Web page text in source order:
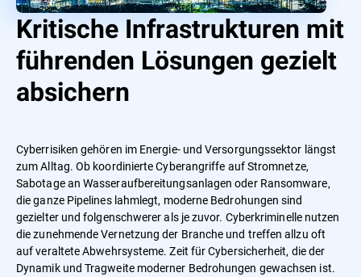
Kritische Infrastrukturen mit
führenden Lösungen gezielt
absichern
Cyberrisiken gehören im Energie- und Versorgungssektor längst
zum Alltag. Ob koordinierte Cyberangriffe auf Stromnetze,
Sabotage an Wasseraufbereitungsanlagen oder Ransomware,
die ganze Pipelines lahmlegt, moderne Bedrohungen sind
gezielter und folgenschwerer als je zuvor. Cyberkriminelle nutzen
die zunehmende Vernetzung der Branche und treffen allzu oft
auf veraltete Abwehrsysteme. Zeit für Cybersicherheit, die der
Dynamik und Tragweite moderner Bedrohungen gewachsen ist.